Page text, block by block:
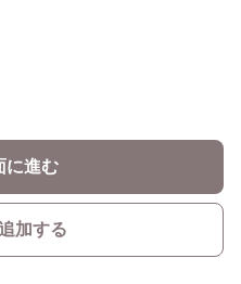
に進む
加する